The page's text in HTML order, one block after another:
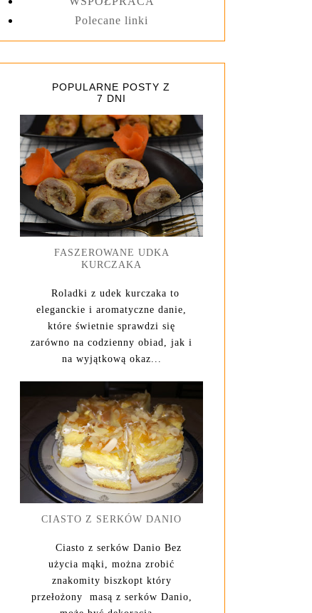
Polecane linki
POPULARNE POSTY Z
7 DNI
FASZEROWANE UDKA
KURCZAKA
Roladki z udek kurczaka to
eleganckie i aromatyczne danie,
które świetnie sprawdzi się
zarówno na codzienny obiad, jak i
na wyjątkową okaz...
CIASTO Z SERKÓW DANIO
Ciasto z serków Danio Bez
użycia mąki, można zrobić
znakomity biszkopt który
przełożony masą z serków Danio,